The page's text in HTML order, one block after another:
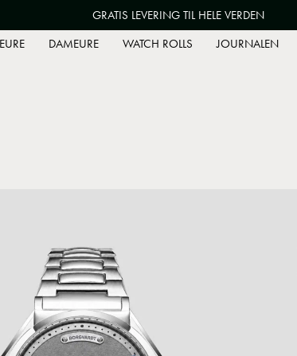
GRATIS LEVERING TIL HELE VERDEN
DAMEURE WATCH ROLLS JOURNALEN